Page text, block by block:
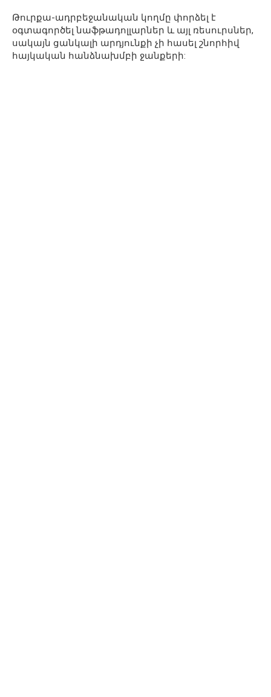
Թուրքա-ադրբեջանական կողմը փորձել է
օգտագործել նաֆթադոլլարներ և այլ ռեսուրսներ,
սակայն ցանկալի արդյունքի չի հասել շնորհիվ
հայկական հանձնախմբի ջանքերի: